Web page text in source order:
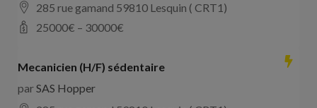
285 rue gamand 59810 Lesquin ( CRT1)
25000€ – 30000€
Mecanicien (H/F) sédentaire
parSAS Hopper